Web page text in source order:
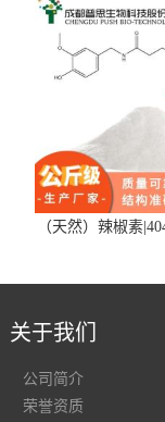
（天然）辣椒素
关于我们
公司简介
荣誉资质